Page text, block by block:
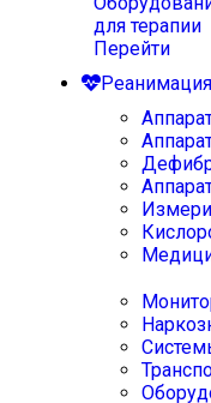
для терапии
Перейти
Реанимация